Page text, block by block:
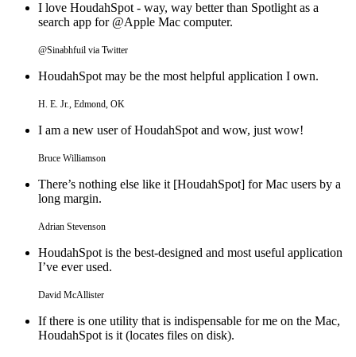
I love HoudahSpot - way, way better than Spotlight as a
search app for @Apple Mac computer.
@Sinabhfuil via Twitter
HoudahSpot may be the most helpful application I own.
H. E. Jr., Edmond, OK
I am a new user of HoudahSpot and wow, just wow!
Bruce Williamson
There’s nothing else like it [HoudahSpot] for Mac users by a
long margin.
Adrian Stevenson
HoudahSpot is the best-designed and most useful application
I’ve ever used.
David McAllister
If there is one utility that is indispensable for me on the Mac,
HoudahSpot is it (locates files on disk).